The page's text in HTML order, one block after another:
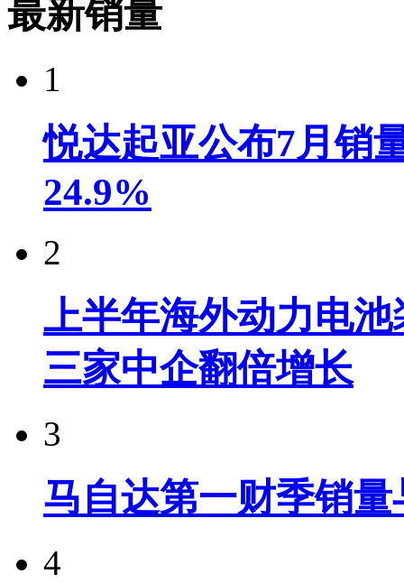
最新销量
1
悦达起亚公布7月销
24.9%
2
上半年海外动力电
三家中企翻倍增长
3
马自达第一财季销
4